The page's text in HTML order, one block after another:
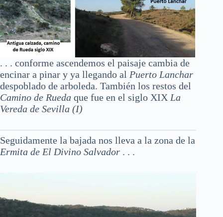
. . . conforme ascendemos el paisaje cambia de
encinar a pinar y ya llegando al Puerto Lanchar
despoblado de arboleda. También los restos del
Camino de Rueda que fue en el siglo XIX La
Vereda de Sevilla (I)
Seguidamente la bajada nos lleva a la zona de la
Ermita de El Divino Salvador . . .